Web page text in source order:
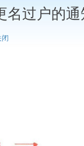
名过户的通
闭